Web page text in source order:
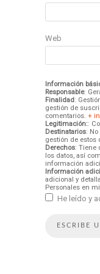
Web
Información
Responsable:
Finalidad:
gestión de
comentarios. +
Legitimación::
Destinatarios:
gestión de estos
Derechos: Tiene
los datos, así
información
Información
adicional y
Personales en
He leído y